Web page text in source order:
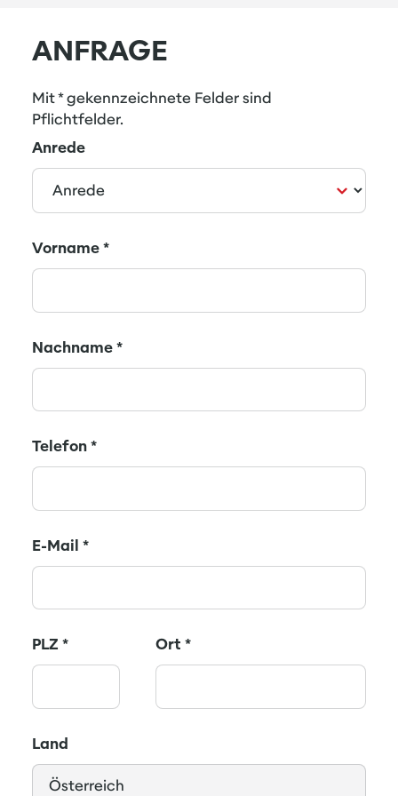
Superleiser Betrieb durch dreistufiges
Infrarotfernbedienung oder
Kabelfernbedienung mit Echtzeit-, Tages-
und Wochentimer und
Raumtemperaturfühler mit
bedienungsfreundlicher Symboltechnik
erhältlich
Alle Bauteile sind über die Unterseite des
ANFRAGE
Mit * gekennzeichnete Felder sind
Pflichtfelder.
Anrede
Vorname*
Nachname*
Telefon*
E-Mail *
PLZ * Ort *
Land